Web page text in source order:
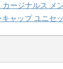
ージナルス メ
ャップ ユニセ